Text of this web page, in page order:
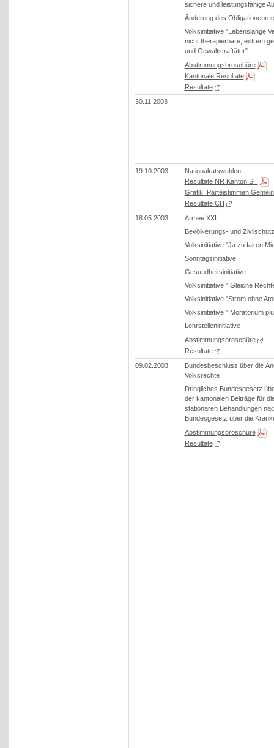
sichere und leistungsfähige
Änderung des
Volksinitiative "Lebenslange
nicht therapierbare, extrem
und Gewaltstraftäter"
Abstimmungsbroschüre
Kantonale Resultate
Resultate
30.11.2003
19.10.2003
Nationalratswahlen
Resultate NR Kanton SH
Grafik: Parteistimmen
Resultate CH
18.05.2003
Armee XXI
Bevölkerungs- und
Volksinitiative "Ja zu fairen
Sonntagsinitiative
Gesundheitsinitiative
Volksinitiative " Gleiche
Volksinitiative "Strom ohne
Volksinitiative " Moratorium
Lehrstelleninitiative
Abstimmungsbroschüre
Resultate
09.02.2003
Bundesbeschluss über die
Volksrechte
Dringliches Bundesgesetz
der kantonalen Beiträge für
stationären Behandlungen
Bundesgesetz über die
Abstimmungsbroschüre
Resultate